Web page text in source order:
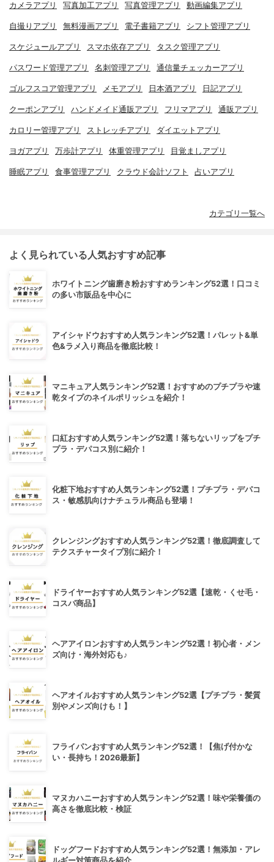
カメラアプリ 写真加工アプリ 写真管理アプリ 動画編集アプリ
自撮りアプリ 無料漫画アプリ 電子書籍アプリ シフト管理アプリ
スケジュールアプリ スマホ依存アプリ タスク管理アプリ
パスワード管理アプリ 名刺管理アプリ 通信量チェッカーアプリ
ゴルフスコア管理アプリ メモアプリ 日本酒アプリ 日記アプリ
クーポンアプリ ハンドメイド通販アプリ フリマアプリ 通販アプリ
カロリー管理アプリ ストレッチアプリ ダイエットアプリ
ヨガアプリ 万歩計アプリ 体重管理アプリ 目覚ましアプリ
睡眠アプリ 食事管理アプリ クラウド会計ソフト 占いアプリ
カテゴリ一覧へ
よく見られている人気おすすめ記事
ホワイトニング歯磨き粉おすすめランキング52選！口コミ
の多い市販品を中心に
アイシャドウおすすめ人気ランキング52選！パレット&単
色&ラメ入り商品を徹底比較！
マニキュア人気ランキング52選！おすすめのプチプラや速
乾タイプのネイルポリッシュを紹介！
口紅おすすめ人気ランキング52選！落ちないリップをプチ
プラ・デパコス別に紹介！
化粧下地おすすめ人気ランキング52選！プチプラ・デパコ
ス・敏感肌向けナチュラル商品も登場！
クレンジングおすすめ人気ランキング52選！徹底調査して
テクスチャータイプ別に紹介！
ドライヤーおすすめ人気ランキング52選【速乾・くせ毛・
コスパ商品】
ヘアアイロンおすすめ人気ランキング52選！初心者・メン
ズ向け・海外対応も♪
ヘアオイルおすすめ人気ランキング52選【プチプラ・髪質
別やメンズ向けも！】
フライパンおすすめ人気ランキング52選！【焦げ付かな
い・長持ち！2026最新】
マヌカハニーおすすめ人気ランキング52選！味や栄養価の
高さを徹底比較・検証
ドッグフードおすすめ人気ランキング52選！無添加・アレ